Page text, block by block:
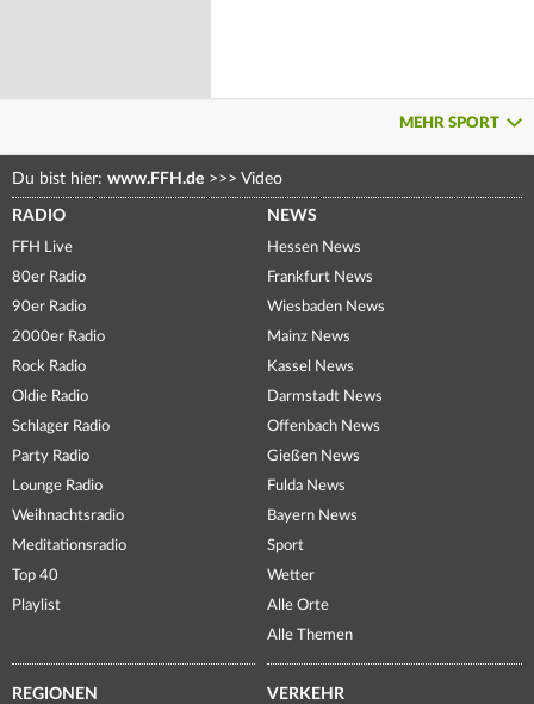
MEHR SPORT
Du bist hier: www.FFH.de >>> Video
RADIO
FFH Live
80er Radio
90er Radio
2000er Radio
Rock Radio
Oldie Radio
Schlager Radio
Party Radio
Lounge Radio
Weihnachtsradio
Meditationsradio
Top 40
Playlist
NEWS
Hessen News
Frankfurt News
Wiesbaden News
Mainz News
Kassel News
Darmstadt News
Offenbach News
Gießen News
Fulda News
Bayern News
Sport
Wetter
Alle Orte
Alle Themen
REGIONEN VERKEHR